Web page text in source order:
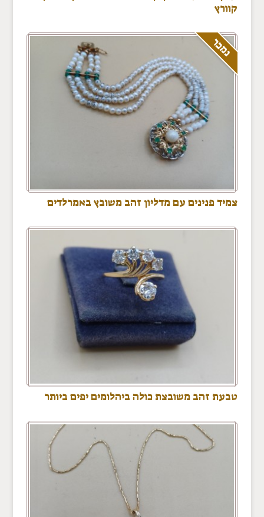
קוורץ
נמכר
צמיד פנינים עם מדליון זהב משובץ באמרלדים
טבעת זהב משובצת כולה ביהלומים יפים ביותר